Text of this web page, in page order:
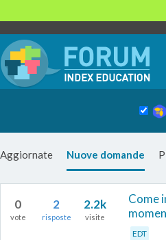
Aggiornate Nuove domande
0
vote
2
risposte
2.2k
visite
Come
EDT